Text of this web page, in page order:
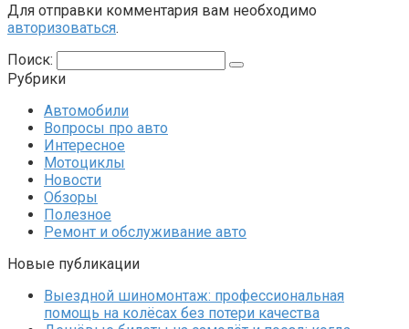
Для отправки комментария вам необходимо
авторизоваться.
Поиск:
Рубрики
Автомобили
Вопросы про авто
Интересное
Мотоциклы
Новости
Обзоры
Полезное
Ремонт и обслуживание авто
Новые публикации
Выездной шиномонтаж: профессиональная
помощь на колёсах без потери качества